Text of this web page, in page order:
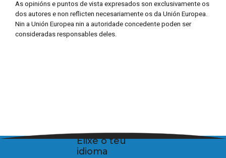
As opinións e puntos de vista expresados son exclusivamente os
dos autores e non reflicten necesariamente os da Unión Europea.
Nin a Unión Europea nin a autoridade concedente poden ser
consideradas responsables deles.
Elixe o teu
idioma